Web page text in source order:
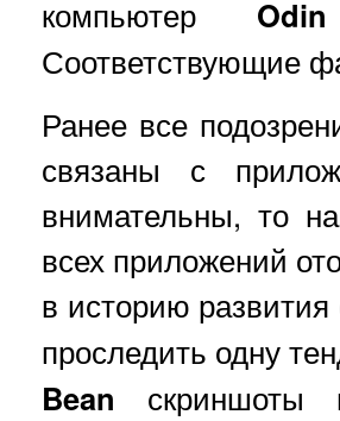
компьютер Odin
Соответствующие
Ранее все
связаны с
внимательны, то
всех приложений
в историю
проследить одну
Bean скриншоты